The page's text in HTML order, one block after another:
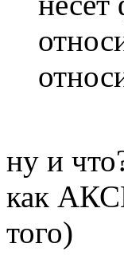
ну и
как
того)